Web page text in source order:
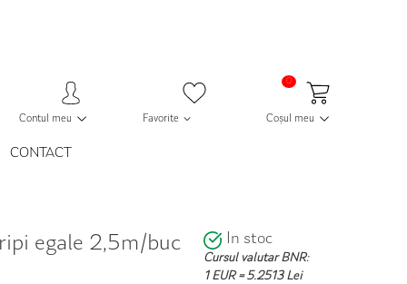
Contul meu Favorite Coșul meu
0
CONTACT
egale 2,5m/buc In stoc
Cursul valutar BNR:
1 EUR = 5.2513 Lei